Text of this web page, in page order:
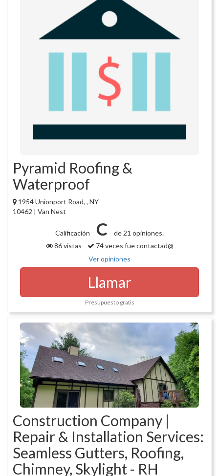
Pyramid Roofing &
Waterproof
1954 Unionport Road, , NY
10462 | Van Nest
Calificación C
de 21 opiniones.
86 vistas
74 veces fue contactad@
Ver opiniones
Llamar
Presupuesto gratis
Construction Company |
Repair & Installation Services:
Seamless Gutters, Roofing,
Chimney, Skylight - RH